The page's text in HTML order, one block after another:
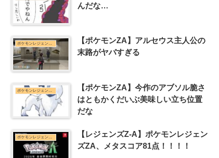
んだな…
ポケモンレジェンズZ-Aまとめ
【ポケモンZA】アルセウス主人公の
末路がヤバすぎる
【ポケモンZA】今作のアブソル脆さ
はともかくだいぶ美味しい立ち位置
だな
ポケモンレジェンズZ-Aまとめ
【レジェンズZ-A】ポケモンレジェン
ズZA、メタスコア81点！！！！